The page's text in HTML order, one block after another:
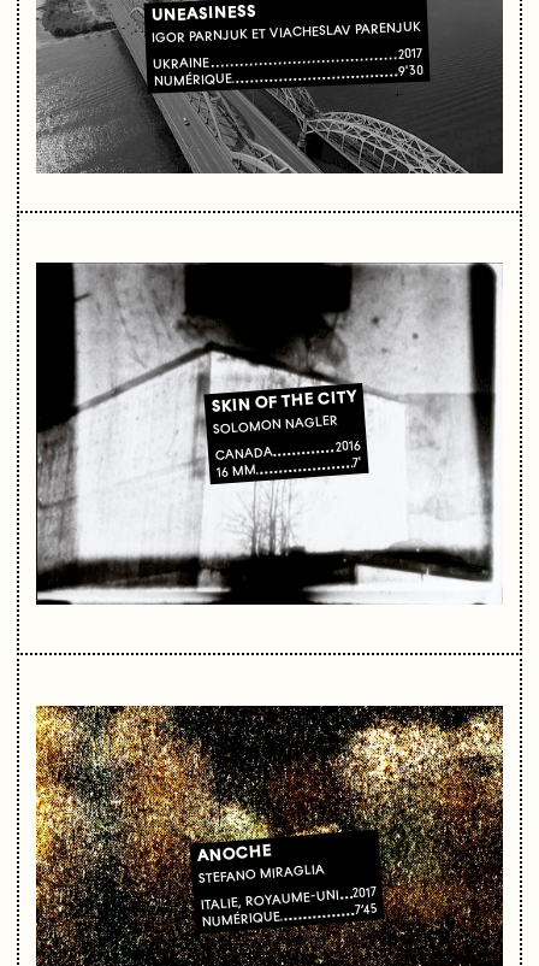
UNEASINESS
IGOR PARNJUK ET VIACHESLAV PARENJUK
UKRAINE
2017
NUMÉRIQUE 9'30
SKIN OF THE CITY
SOLOMON NAGLER
CANADA 2016
16 MM 7'
ANOCHE
STEFANO MIRAGLIA
ITALIE, ROYAUME-UNI 2017
NUMÉRIQUE 7’45